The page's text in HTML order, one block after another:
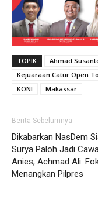
TOPIK Ahmad
Kejuaraan Catur Open
KONI
Makassar
Berita Sebelumnya
Dikabarkan NasDem
Surya Paloh Jadi
Anies, Achmad Ali:
Menangkan Pilpres